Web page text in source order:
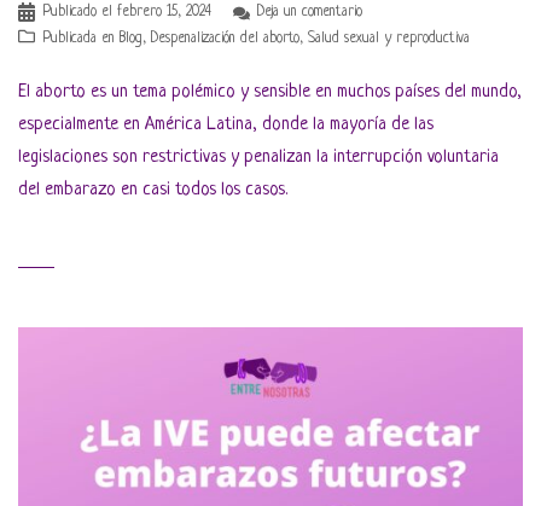
Publicado el febrero 15, 2024
Deja un comentario
Publicada en Blog, Despenalización del aborto, Salud sexual y reproductiva
El aborto es un tema polémico y sensible en muchos países del mundo,
especialmente en América Latina, donde la mayoría de las
legislaciones son restrictivas y penalizan la interrupción voluntaria
del embarazo en casi todos los casos.